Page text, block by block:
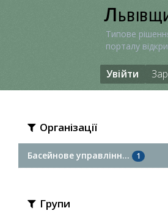
Типове
порталу
Увійти
Організації
Басейнове управлінн... 1
Групи